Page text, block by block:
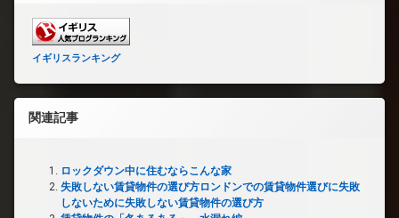
イギリスランキング
関連記事
ロックダウン中に住むならこんな家
失敗しない賃貸物件の選び方ロンドンでの賃貸物件選びに失敗
しないために失敗しない賃貸物件の選び方